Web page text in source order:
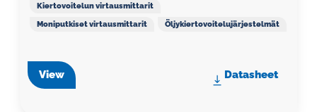
Kiertovoitelun virtausmittarit
Moniputkiset virtausmittarit
Öljykiertovoitelujärjestelmät
View Datasheet